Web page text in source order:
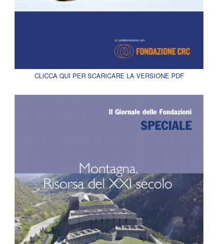
CLICCA QUI PER SCARICARE LA VERSIONE PDF